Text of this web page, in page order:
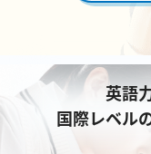
英語
国際レベル